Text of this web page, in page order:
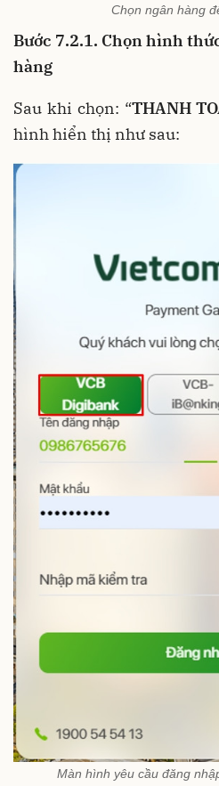
Chọn ngân hàng
Bước 7.2.1. Chọn hình
hàng
Sau khi chọn: “THANH
hình hiển thị như sau:
Màn hình yêu cầu đăng